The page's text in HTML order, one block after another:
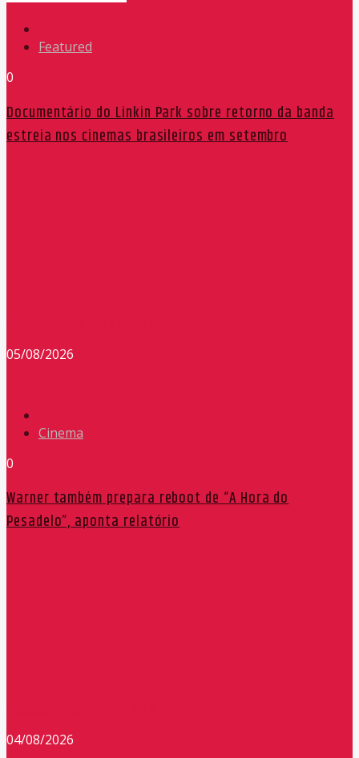
Featured
0
Documentário do Linkin Park sobre retorno da banda
estreia nos cinemas brasileiros em setembro
05/08/2026
Cinema
0
Warner também prepara reboot de “A Hora do
Pesadelo”, aponta relatório
04/08/2026